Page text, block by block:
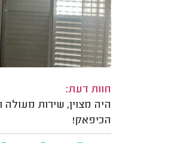
חוות דעת:
היה מצוין, שירות
הכיפאק!